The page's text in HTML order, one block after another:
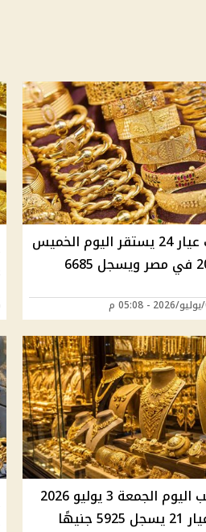
سعر الذهب عيار 24 يستقر اليوم الخميس
9 يوليو 2026 في مصر ويسجل 6685
أسعار الذهب اليوم الجمعة 3 يوليو 2026